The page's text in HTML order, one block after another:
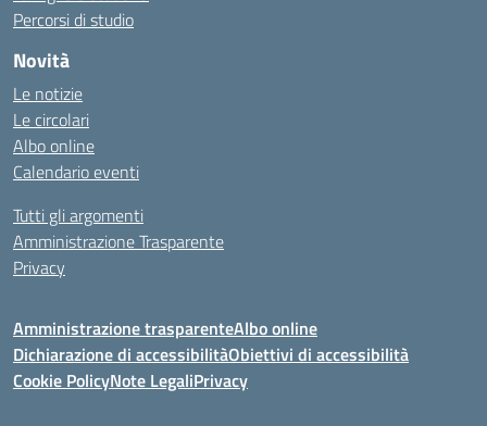
Percorsi di studio
Novità
Le notizie
Le circolari
Albo online
Calendario eventi
Tutti gli argomenti
Amministrazione Trasparente
Privacy
Amministrazione trasparenteAlbo online
Dichiarazione di accessibilitàObiettivi di accessibilità
Cookie PolicyNote LegaliPrivacy